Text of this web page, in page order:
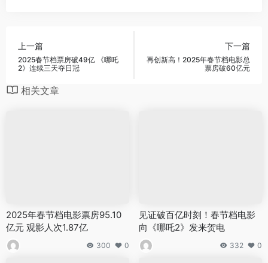
上一篇
2025春节档票房破49亿 《哪吒
2》连续三天夺日冠
下一篇
再创新高！2025年春节档电影总
票房破60亿元
相关文章
2025年春节档电影票房95.10
亿元 观影人次1.87亿
300 0
见证破百亿时刻！春节档电影
向《哪吒2》发来贺电
332 0